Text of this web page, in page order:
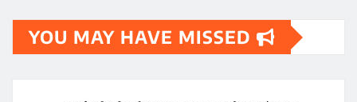
YOU MAY HAVE MISSED